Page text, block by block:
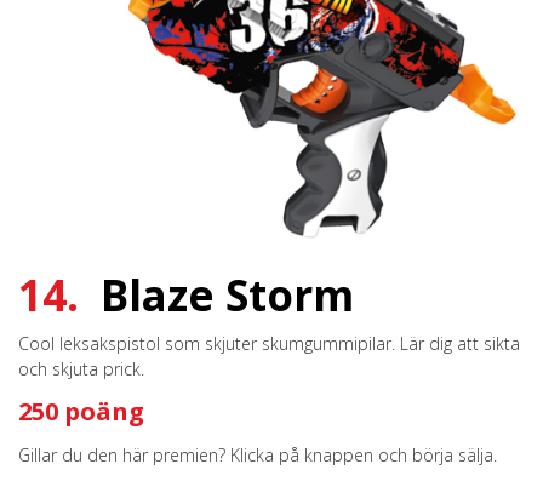
14. Blaze Storm
Cool leksakspistol som skjuter skumgummipilar. Lär dig att sikta
och skjuta prick.
250 poäng
Gillar du den här premien? Klicka på knappen och börja sälja.